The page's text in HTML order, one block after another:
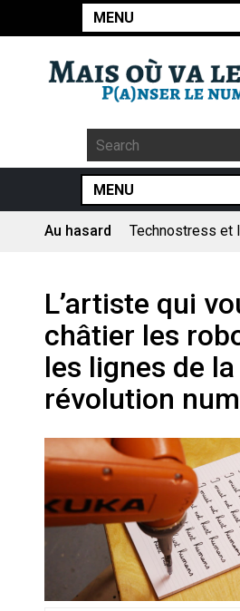
MENU
MENU
Au hasard
Technostress et
Pourquoi les
prévoient la fin de
cause » de l’IA
elles toujours ?
Le consultant :
sociologique
Quand Mistral
pillage
Commentaire
des perroquets
Les syndicats,
L’artiste qui
châtier les
les lignes de la
révolution